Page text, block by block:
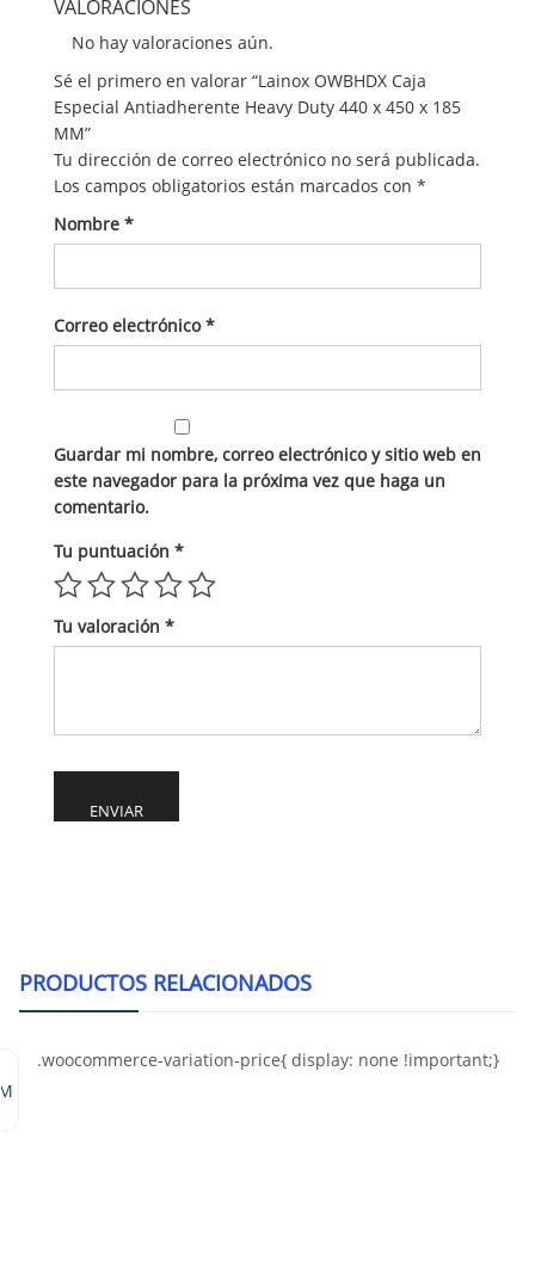
VALORACIONES
No hay valoraciones aún.
Sé el primero en valorar “Lainox OWBHDX Caja
Especial Antiadherente Heavy Duty 440 x 450 x 185
MM”
Tu dirección de correo electrónico no será publicada.
Los campos obligatorios están marcados con *
Nombre *
Correo electrónico*
Guardar mi nombre, correo electrónico y sitio web en
este navegador para la próxima vez que haga un
comentario.
Tu puntuación *
Tu valoración *
PRODUCTOS RELACIONADOS